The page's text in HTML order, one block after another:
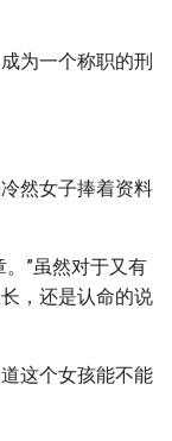
为一个称职的刑
然女子捧着资料
”虽然对于又有
，还是认命的说
这个女孩能不能